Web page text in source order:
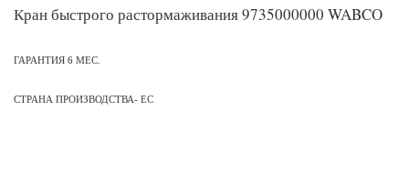
Кран быстрого растормаживания 9735000000 WABCO
ГАРАНТИЯ 6 МЕС.
СТРАНА ПРОИЗВОДСТВА- ЕС